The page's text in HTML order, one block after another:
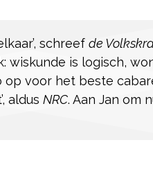
schreef de
wiskunde is logisch,
voor het beste
aldus NRC. Aan Jan om